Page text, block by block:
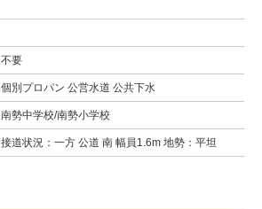
不要
個別プロパン 公営水道 公共下水
南勢中学校/南勢小学校
接道状況：一方 公道 南 幅員1.6m 地勢：平坦